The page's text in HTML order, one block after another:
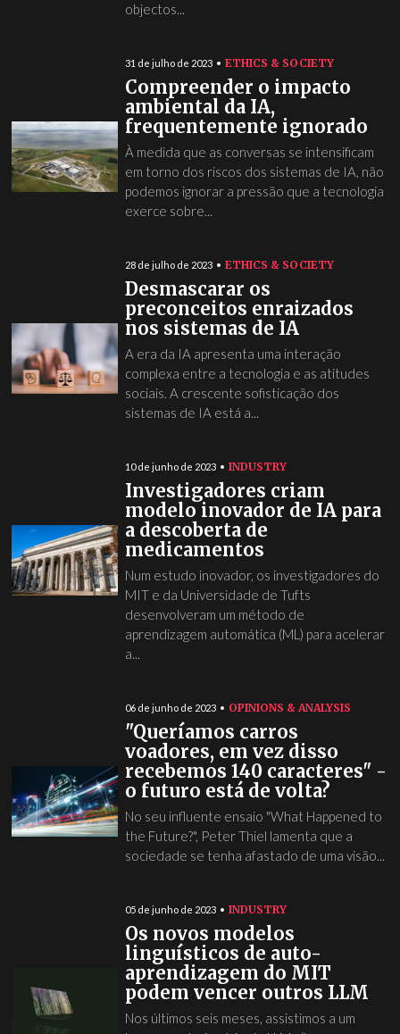
objectos...
31 de julho de 2023 ETHICS & SOCIETY
Compreender o impacto
ambiental da IA,
frequentemente ignorado
À medida que as conversas se intensificam
em torno dos riscos dos sistemas de IA, não
podemos ignorar a pressão que a tecnologia
exerce sobre...
28 de julho de 2023 ETHICS & SOCIETY
Desmascarar os
preconceitos enraizados
nos sistemas de IA
A era da IA apresenta uma interação
complexa entre a tecnologia e as atitudes
sociais. A crescente sofisticação dos
sistemas de IA está a...
10 de junho de 2023 INDUSTRY
Investigadores criam
modelo inovador de IA para
a descoberta de
medicamentos
Num estudo inovador, os investigadores do
MIT e da Universidade de Tufts
desenvolveram um método de
aprendizagem automática (ML) para acelerar
a...
06 de junho de 2023 OPINIONS & ANALYSIS
"Queríamos carros
voadores, em vez disso
recebemos 140 caracteres" -
o futuro está de volta?
No seu influente ensaio "What Happened to
the Future?", Peter Thiel lamenta que a
sociedade se tenha afastado de uma visão...
05 de junho de 2023 INDUSTRY
Os novos modelos
linguísticos de auto-
aprendizagem do MIT
podem vencer outros LLM
Nos últimos seis meses, assistimos a um